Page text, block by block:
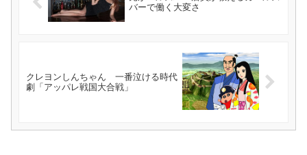
バーで働く大変さ
クレヨンしんちゃん 一番泣ける時代
劇「アッパレ戦国大合戦」